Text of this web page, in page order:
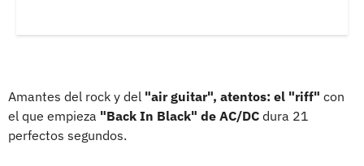
Amantes del rock y del "air guitar", atentos: el "riff" con
el que empieza "Back In Black" de AC/DC dura 21
perfectos segundos.